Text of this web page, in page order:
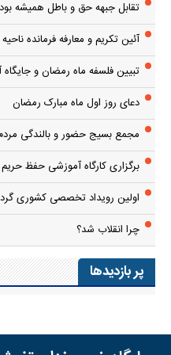
تقابل جبهه حق و باطل همیشه
آئین تکریم و معارفه فرمانده
تبیین فلسفه ماه رمضان و
دعای روز اول ماه مبارک رمضان
مجمع بسیج حضور و بالندگی
برگزاری کارگاه آموزشی حفظ
اولین رویداد تخصصی کشوری
چرا انقلاب شد؟
پر بازدیدها